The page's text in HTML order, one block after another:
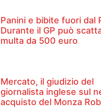
Panini e bibite fuori dal
Durante il GP può
multa da 500 euro
Mercato, il giudizio del
giornalista inglese sul
acquisto del Monza